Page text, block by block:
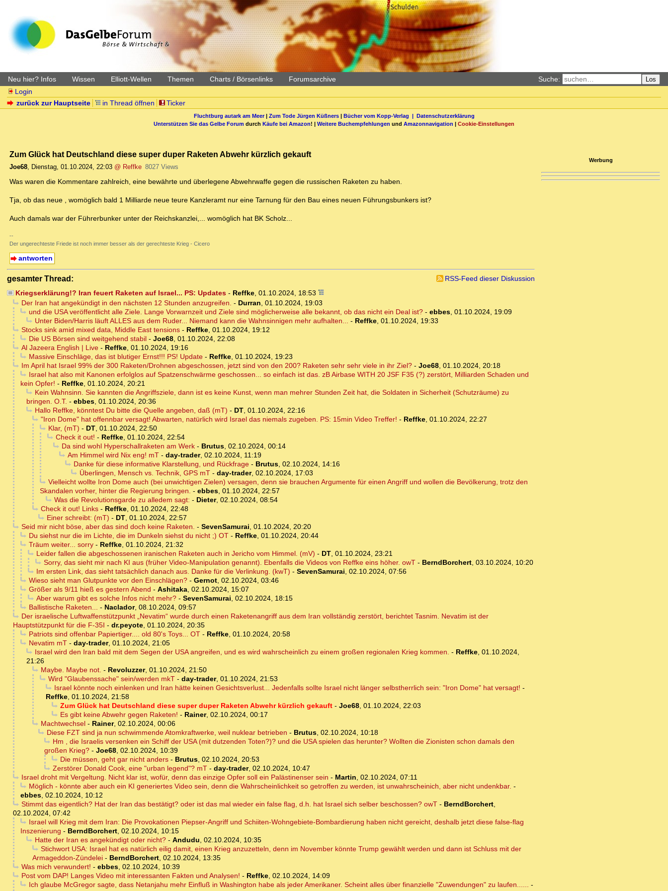
Neu hier? Infos Wissen Elliott-Wellen Themen Charts / Börsenlinks Forumsarchive Suche: Los
Login
zurück zur Hauptseite
in Thread öffnen Ticker
Fluchtburg autark am Meer| Zum Tode Jürgen Küßners| Bücher vom Kopp-Verlag | Datenschutzerklärung
Unterstützen Sie das Gelbe Forum durch Käufe bei Amazon! | Weitere Buchempfehlungen und Amazonnavigation | Cookie-Einstellungen
Zum Glück hat Deutschland diese super duper Raketen Abwehr kürzlich gekauft
Joe68, Dienstag, 01.10.2024, 22:03 @ Reffke 8027 Views
Was waren die Kommentare zahlreich, eine bewährte und überlegene Abwehrwaffe gegen die russischen Raketen zu haben.
Tja, ob das neue , womöglich bald 1 Milliarde neue teure Kanzleramt nur eine Tarnung für den Bau eines neuen Führungsbunkers ist?
Auch damals war der Führerbunker unter der Reichskanzlei,... womöglich hat BK Scholz...
--
Der ungerechteste Friede ist noch immer besser als der gerechteste Krieg - Cicero
antworten
gesamter Thread:
RSS-Feed dieser Diskussion
Kriegserklärung!? Iran feuert Raketen auf Israel... PS: Updates- Reffke, 01.10.2024, 18:53
Der Iran hat angekündigt in den nächsten 12 Stunden anzugreifen. - Durran, 01.10.2024, 19:03
und die USA veröffentlicht alle Ziele. Lange Vorwarnzeit und Ziele sind möglicherweise alle bekannt, ob das nicht ein Deal ist?- ebbes, 01.10.2024, 19:09
Unter Biden/Harris läuft ALLES aus dem Ruder... Niemand kann die Wahnsinnigen mehr aufhalten... - Reffke, 01.10.2024, 19:33
Stocks sink amid mixed data, Middle East tensions- Reffke, 01.10.2024, 19:12
Die US Börsen sind weitgehend stabil- Joe68, 01.10.2024, 22:08
Al Jazeera English | Live- Reffke, 01.10.2024, 19:16
Massive Einschläge, das ist blutiger Ernst!!! PS! Update- Reffke, 01.10.2024, 19:23
Im April hat Israel 99% der 300 Raketen/Drohnen abgeschossen, jetzt sind von den 200? Raketen sehr sehr viele in ihr Ziel?- Joe68, 01.10.2024, 20:18
Israel hat also mit Kanonen erfolglos auf Spatzenschwärme geschossen... so einfach ist das. zB Airbase WITH 20 JSF F35 (?) zerstört, Milliarden Schaden und
kein Opfer! - Reffke, 01.10.2024, 20:21
Kein Wahnsinn. Sie kannten die Angriffsziele, dann ist es keine Kunst, wenn man mehrer Stunden Zeit hat, die Soldaten in Sicherheit (Schutzräume) zu
bringen. O.T. - ebbes, 01.10.2024, 20:36
Hallo Reffke, könntest Du bitte die Quelle angeben, daß (mT) - DT, 01.10.2024, 22:16
"Iron Dome" hat offennbar versagt! Abwarten, natürlich wird Israel das niemals zugeben. PS: 15min Video Treffer! - Reffke, 01.10.2024, 22:27
Klar, (mT) - DT, 01.10.2024, 22:50
Check it out! - Reffke, 01.10.2024, 22:54
Da sind wohl Hyperschallraketen am Werk- Brutus, 02.10.2024, 00:14
Am Himmel wird Nix eng! mT- day-trader, 02.10.2024, 11:19
Danke für diese informative Klarstellung, und Rückfrage- Brutus, 02.10.2024, 14:16
Überlingen, Mensch vs. Technik, GPS mT- day-trader, 02.10.2024, 17:03
Vielleicht wollte Iron Dome auch (bei unwichtigen Zielen) versagen, denn sie brauchen Argumente für einen Angriff und wollen die Bevölkerung, trotz den
Skandalen vorher, hinter die Regierung bringen. - ebbes, 01.10.2024, 22:57
Was die Revolutionsgarde zu alledem sagt: - Dieter, 02.10.2024, 08:54
Check it out! Links- Reffke, 01.10.2024, 22:48
Einer schreibt: (mT) - DT, 01.10.2024, 22:57
Seid mir nicht böse, aber das sind doch keine Raketen. - SevenSamurai, 01.10.2024, 20:20
Du siehst nur die im Lichte, die im Dunkeln siehst du nicht ;) OT- Reffke, 01.10.2024, 20:44
Träum weiter... sorry- Reffke, 01.10.2024, 21:32
Leider fallen die abgeschossenen iranischen Raketen auch in Jericho vom Himmel. (mV) - DT, 01.10.2024, 23:21
Sorry, das sieht mir nach KI aus (früher Video-Manipulation genannt). Ebenfalls die Videos von Reffke eins höher. owT- BerndBorchert, 03.10.2024, 10:20
Im ersten Link, das sieht tatsächlich danach aus. Danke für die Verlinkung. (kwT) - SevenSamurai, 02.10.2024, 07:56
Wieso sieht man Glutpunkte vor den Einschlägen?- Gernot, 02.10.2024, 03:46
Größer als 9/11 hieß es gestern Abend - Ashitaka, 02.10.2024, 15:07
Aber warum gibt es solche Infos nicht mehr?- SevenSamurai, 02.10.2024, 18:15
Ballistische Raketen... - Naclador, 08.10.2024, 09:57
Der israelische Luftwaffenstützpunkt „Nevatim“ wurde durch einen Raketenangriff aus dem Iran vollständig zerstört, berichtet Tasnim. Nevatim ist der
Hauptstützpunkt für die F-35I - dr.peyote, 01.10.2024, 20:35
Patriots sind offenbar Papiertiger.... old 80's Toys... OT- Reffke, 01.10.2024, 20:58
Nevatim mT- day-trader, 01.10.2024, 21:05
Israel wird den Iran bald mit dem Segen der USA angreifen, und es wird wahrscheinlich zu einem großen regionalen Krieg kommen. - Reffke, 01.10.2024,
21:26
Maybe. Maybe not. - Revoluzzer, 01.10.2024, 21:50
Wird "Glaubenssache" sein/werden mkT- day-trader, 01.10.2024, 21:53
Israel könnte noch einlenken und Iran hätte keinen Gesichtsverlust... Jedenfalls sollte Israel nicht länger selbstherrlich sein: "Iron Dome" hat versagt! -
Reffke, 01.10.2024, 21:58
Zum Glück hat Deutschland diese super duper Raketen Abwehr kürzlich gekauft- Joe68, 01.10.2024, 22:03
Es gibt keine Abwehr gegen Raketen! - Rainer, 02.10.2024, 00:17
Machtwechsel- Rainer, 02.10.2024, 00:06
Diese FZT sind ja nun schwimmende Atomkraftwerke, weil nuklear betrieben - Brutus, 02.10.2024, 10:18
Hm , die Israelis versenken ein Schiff der USA (mit dutzenden Toten?)? und die USA spielen das herunter? Wollten die Zionisten schon damals den
großen Krieg? - Joe68, 02.10.2024, 10:39
Die müssen, geht gar nicht anders- Brutus, 02.10.2024, 20:53
Zerstörer Donald Cook, eine "urban legend"? mT- day-trader, 02.10.2024, 10:47
Israel droht mit Vergeltung. Nicht klar ist, wofür, denn das einzige Opfer soll ein Palästinenser sein - Martin, 02.10.2024, 07:11
Möglich - könnte aber auch ein KI generiertes Video sein, denn die Wahrscheinlichkeit so getroffen zu werden, ist unwahrscheinich, aber nicht undenkbar. -
ebbes, 02.10.2024, 10:12
Stimmt das eigentlich? Hat der Iran das bestätigt? oder ist das mal wieder ein false flag, d.h. hat Israel sich selber beschossen? owT- BerndBorchert,
02.10.2024, 07:42
Israel will Krieg mit dem Iran: Die Provokationen Piepser-Angriff und Schiiten-Wohngebiete-Bombardierung haben nicht gereicht, deshalb jetzt diese false-flag
Inszenierung - BerndBorchert, 02.10.2024, 10:15
Hatte der Iran es angekündigt oder nicht?- Andudu, 02.10.2024, 10:35
Stichwort USA: Israel hat es natürlich eilig damit, einen Krieg anzuzetteln, denn im November könnte Trump gewählt werden und dann ist Schluss mit der
Armageddon-Zündelei - BerndBorchert, 02.10.2024, 13:35
Was mich verwundert! - ebbes, 02.10.2024, 10:39
Post vom DAP! Langes Video mit interessanten Fakten und Analysen! - Reffke, 02.10.2024, 14:09
Ich glaube McGregor sagte, dass Netanjahu mehr Einfluß in Washington habe als jeder Amerikaner. Scheint alles über finanzielle "Zuwendungen" zu laufen...... -
Werbung